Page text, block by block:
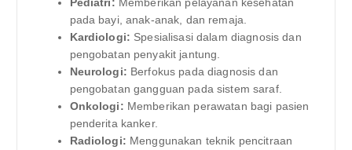
Pediatri: Memberikan pelayanan kesehatan
pada bayi, anak-anak, dan remaja.
Kardiologi: Spesialisasi dalam diagnosis dan
pengobatan penyakit jantung.
Neurologi: Berfokus pada diagnosis dan
pengobatan gangguan pada sistem saraf.
Onkologi: Memberikan perawatan bagi pasien
penderita kanker.
Radiologi: Menggunakan teknik pencitraan